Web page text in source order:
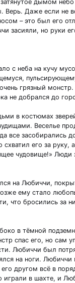
дымом
Даже если не
– это был его
засияли, но руки
с неба на кучу
грязный
не добрался до
в костюмах
Веселье
все засобирались
его за руку,
чудовище!» Люди
на Любиччи,
ему стало
что бросились за
в тёмной
спас его, но сам
Любиччи был
на ноги.
другом всё в
играли в шахте, и